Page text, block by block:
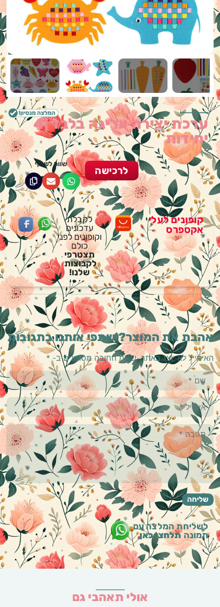
ערכת יצירה אריגה בלבד |4
יחידות
שווה לשתף
לרכישה
לקבלת
עדכונים
וקופונים לפני
כולם
תצטרפי
לקבוצות
שלנו!
קופונים לעלי
אקספרס
אהבת את המוצר? שתפי אותנו בתגובות
האימייל לא יוצג באתר. שדות החובה מסומנים ב- *
לשליחת המלצה עם
תמונהתלחצי כאן
אולי תאהבי גם